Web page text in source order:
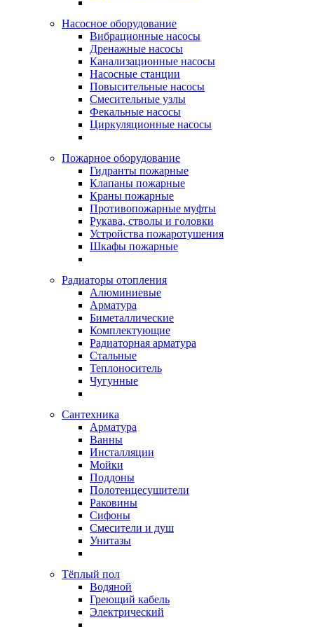
Насосное оборудование
Вибрационные насосы
Дренажные насосы
Канализационные насосы
Насосные станции
Повысительные насосы
Смесительные узлы
Фекальные насосы
Циркуляционные насосы
Пожарное оборудование
Гидранты пожарные
Клапаны пожарные
Краны пожарные
Противопожарные муфты
Рукава, стволы и головки
Устройства пожаротушения
Шкафы пожарные
Радиаторы отопления
Алюминиевые
Арматура
Биметаллические
Комплектующие
Радиаторная арматура
Стальные
Теплоноситель
Чугунные
Сантехника
Арматура
Ванны
Инсталляции
Мойки
Поддоны
Полотенцесушители
Раковины
Сифоны
Смесители и душ
Унитазы
Тёплый пол
Водяной
Греющий кабель
Электрический